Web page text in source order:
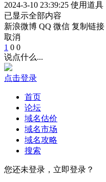
2024-3-10 23:39:25 使用道具
已显示全部内容
新浪微博 QQ 微信 复制链接
取消
1 0 0
说点什么...
点击登录
首页
论坛
域名估价
域名市场
域名攻略
搜索
您还未登录，立即登录？